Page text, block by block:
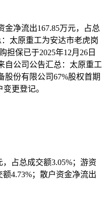
金净流出167.85万元，占总
太原重工为安达市老虎岗
担保已于2025年12月26日
自公司公告汇总：太原重工
股份有限公司67%股权首期
更登记。
占总成交额3.05%；游资
4.73%；散户资金净流出